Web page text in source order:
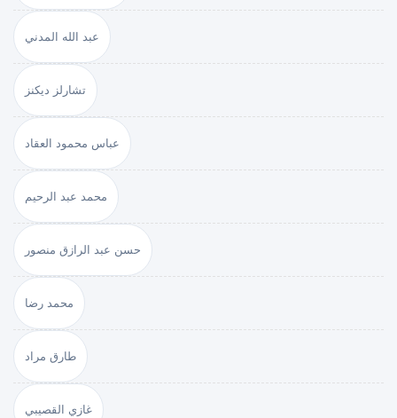
عبد الله المدني
تشارلز ديكنز
عباس محمود العقاد
محمد عبد الرحيم
حسن عبد الرازق منصور
محمد رضا
طارق مراد
غازي القصيبي